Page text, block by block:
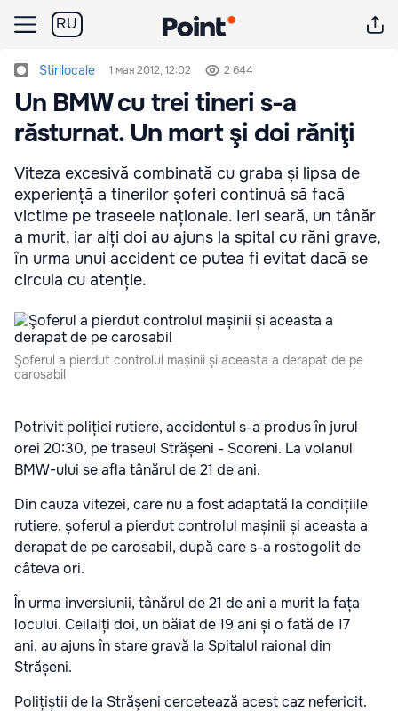
RU
Stirilocale 1 мая 2012, 12:02 2 644
Un BMW cu trei tineri s-a
răsturnat. Un mort şi doi răniţi
Viteza excesivă combinată cu graba și lipsa de
experiență a tinerilor șoferi continuă să facă
victime pe traseele naționale. Ieri seară, un tânăr
a murit, iar alți doi au ajuns la spital cu răni grave,
în urma unui accident ce putea fi evitat dacă se
circula cu atenție.
Şoferul a pierdut controlul mașinii și aceasta a derapat de pe
carosabil
Potrivit poliției rutiere, accidentul s-a produs în jurul
orei 20:30, pe traseul Strășeni - Scoreni. La volanul
BMW-ului se afla tânărul de 21 de ani.
Din cauza vitezei, care nu a fost adaptată la condițiile
rutiere, șoferul a pierdut controlul mașinii și aceasta a
derapat de pe carosabil, după care s-a rostogolit de
câteva ori.
În urma inversiunii, tânărul de 21 de ani a murit la fața
locului. Ceilalți doi, un băiat de 19 ani și o fată de 17
ani, au ajuns în stare gravă la Spitalul raional din
Strășeni.
Polițiștii de la Strășeni cercetează acest caz nefericit.